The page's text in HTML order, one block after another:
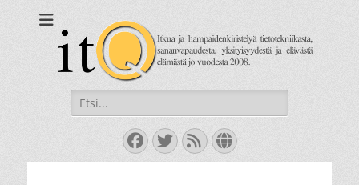
Itkua ja hammastenkiristelyä jo vuodesta 2008.
Search
for:
Facebook
Twitter
FeedWebsite